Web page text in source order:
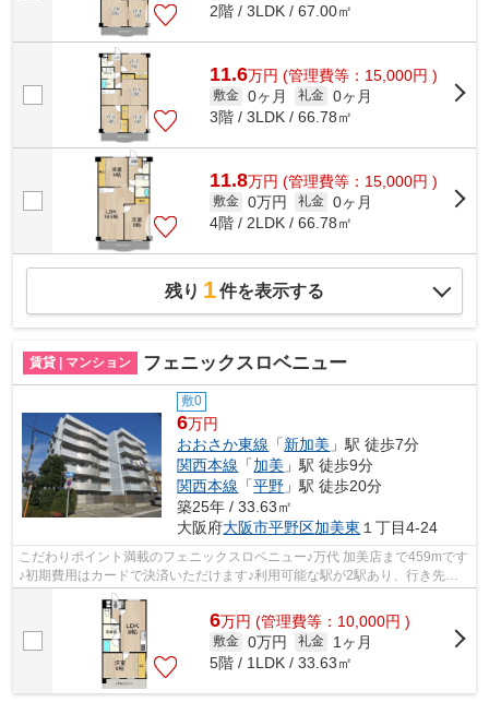
2階 / 3LDK / 67.00㎡
11.6万円 (管理費等：15,000円 )
敷金 0ヶ月 礼金 0ヶ月
3階 / 3LDK / 66.78㎡
11.8万円 (管理費等：15,000円 )
敷金 0万円 礼金 0ヶ月
4階 / 2LDK / 66.78㎡
残り 1件を表示する
賃貸 | マンション フェニックスロベニュー
敷0
6万円
おおさか東線 「新加美 」駅 徒歩7分
関西本線 「加美 」駅 徒歩9分
関西本線 「平野 」駅 徒歩20分
築25年 / 33.63㎡
大阪府大阪市平野区加美東 １丁目4-24
こだわりポイント満載のフェニックスロベニュー♪万代 加美店まで459mです
♪初期費用はカードで決済いただけます♪利用可能な駅が2駅あり、行き先に
合わせて使い分けができます♪Y’ｓエス...
6万円 (管理費等：10,000円 )
敷金 0万円 礼金
1ヶ月
5階 / 1LDK / 33.63㎡